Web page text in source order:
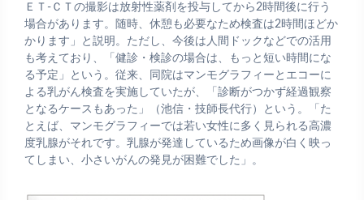
ＥＴ-ＣＴの撮影は放射性薬剤を投与してから2時間後に行う
場合があります。随時、休憩も必要なため検査は2時間ほどか
かります」と説明。ただし、今後は人間ドックなどでの活用
も考えており、「健診・検診の場合は、もっと短い時間にな
る予定」という。従来、同院はマンモグラフィーとエコーに
よる乳がん検査を実施していたが、「診断がつかず経過観察
となるケースもあった」（池信・技師長代行）という。「た
とえば、マンモグラフィーでは若い女性に多く見られる高濃
度乳腺がそれです。乳腺が発達しているため画像が白く映っ
てしまい、小さいがんの発見が困難でした」。